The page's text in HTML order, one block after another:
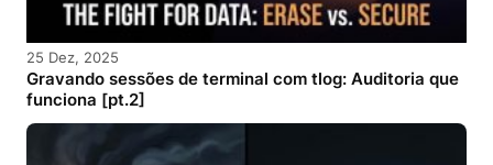
25 Dez, 2025
Gravando sessões de terminal com tlog: Auditoria que
funciona [pt.2]